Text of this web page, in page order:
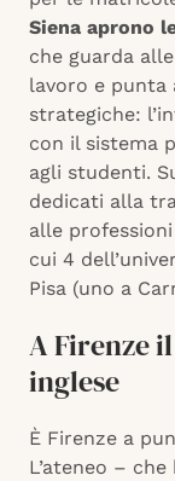
Siena aprono
che guarda
lavoro e
strategiche:
con il sistema
agli studenti.
dedicati alla
alle
cui 4
Pisa (uno a
A Firenze
inglese
È Firenze a
L’ateneo –